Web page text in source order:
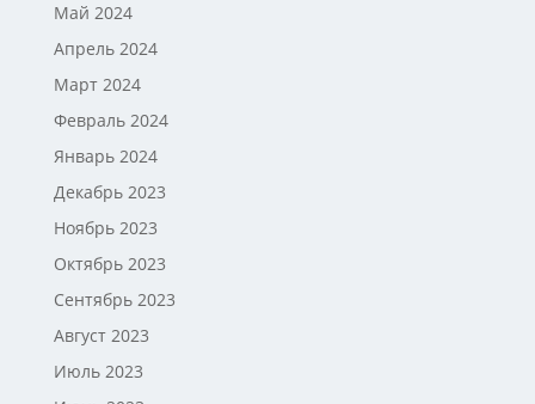
Май 2024
Апрель 2024
Март 2024
Февраль 2024
Январь 2024
Декабрь 2023
Ноябрь 2023
Октябрь 2023
Сентябрь 2023
Август 2023
Июль 2023